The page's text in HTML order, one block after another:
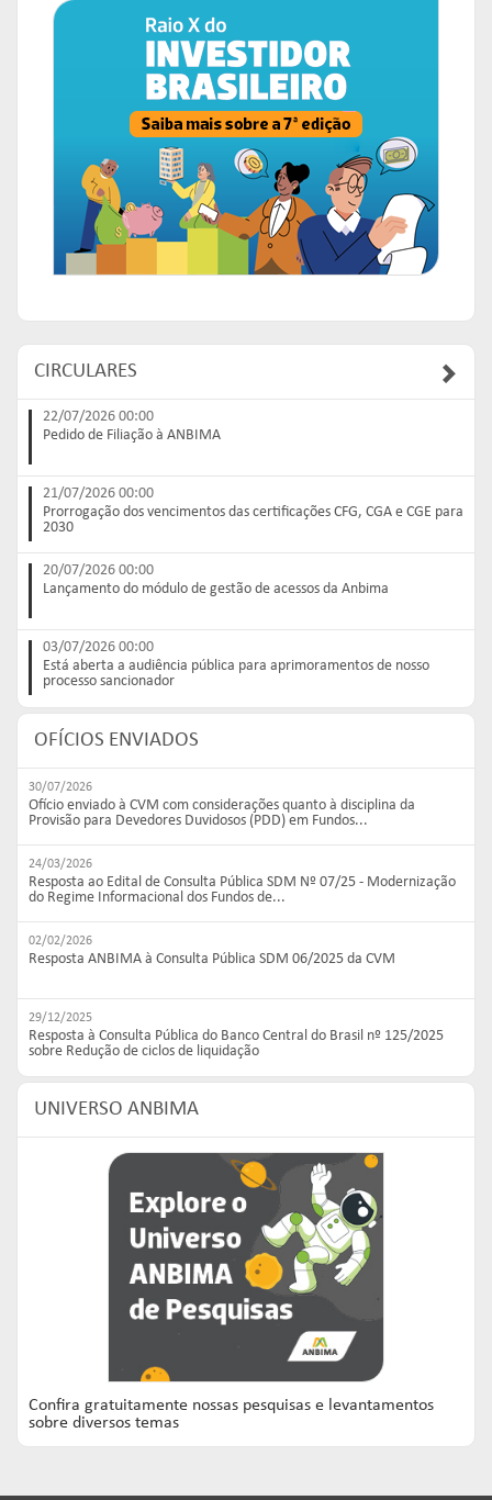
CIRCULARES
22/07/2026 00:00
Pedido de Filiação à ANBIMA
21/07/2026 00:00
Prorrogação dos vencimentos das certificações CFG, CGA e CGE para
2030
20/07/2026 00:00
Lançamento do módulo de gestão de acessos da Anbima
03/07/2026 00:00
Está aberta a audiência pública para aprimoramentos de nosso
processo sancionador
OFÍCIOS ENVIADOS
30/07/2026
Ofício enviado à CVM com considerações quanto à disciplina da
Provisão para Devedores Duvidosos (PDD) em Fundos...
24/03/2026
Resposta ao Edital de Consulta Pública SDM Nº 07/25 - Modernização
do Regime Informacional dos Fundos de...
02/02/2026
Resposta ANBIMA à Consulta Pública SDM 06/2025 da CVM
29/12/2025
Resposta à Consulta Pública do Banco Central do Brasil nº 125/2025
sobre Redução de ciclos de liquidação
UNIVERSO ANBIMA
Confira gratuitamente nossas pesquisas e levantamentos
sobre diversos temas